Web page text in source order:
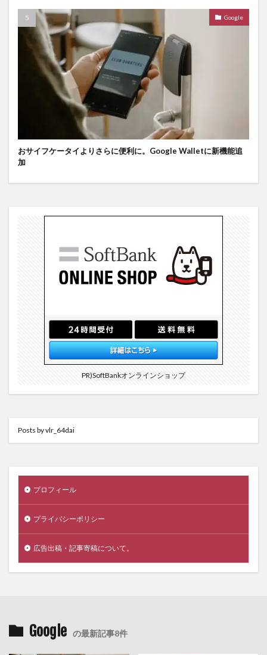
Google
おサイフケータイよりさらに便利に。Google Walletに新機能追
加
PR)SoftBankオンラインショップ
Posts by vlr_64dai
プロフィール
プライバシーポリシー
広告出稿・記事寄稿について。
Google の最新記事8件